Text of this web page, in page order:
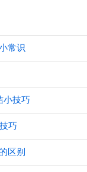
常识
小技巧
巧
区别